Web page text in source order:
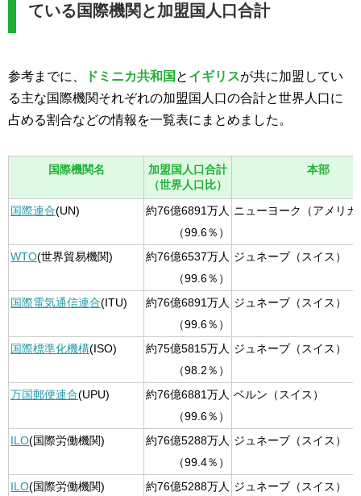
ている国際機関と加盟国人口合計
参考までに、 ドミニカ共和国 と イギリスが共に加盟してい
る主な国際機関それぞれの加盟国人口の合計と世界人口に
占める割合などの情報を一覧表にまとめました。
国際機関名
加盟国人口合計
（世界人口比）
本部
国際連合(UN)
約76億6891万人
（99.6％）
ニューヨーク（アメリカ
WTO(世界貿易機関)
約76億6537万人
（99.6％）
ジュネーブ（スイス）
国際電気通信連合(ITU)
約76億6891万人
（99.6％）
ジュネーブ（スイス）
国際標準化機構(ISO)
約75億5815万人
（98.2％）
ジュネーブ（スイス）
万国郵便連合(UPU)
約76億6881万人
（99.6％）
ベルン（スイス）
ILO(国際労働機関)
約76億5288万人
（99.4％）
ジュネーブ（スイス）
ILO(国際労働機関)
約76億5288万人 ジュネーブ（スイス）